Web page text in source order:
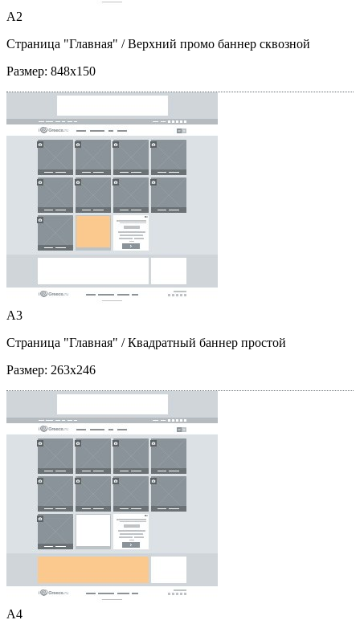
A2
Страница "Главная" / Верхний промо баннер сквозной
Размер: 848x150
A3
Страница "Главная" / Квадратный баннер простой
Размер: 263x246
A4